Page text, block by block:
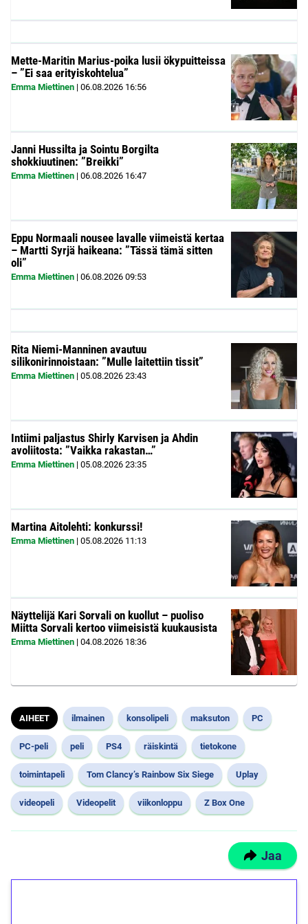
Mette-Maritin Marius-poika lusii ökypuitteissa
– ”Ei saa erityiskohtelua”
Emma Miettinen | 06.08.2026 16:56
Janni Hussilta ja Sointu Borgilta
shokkiuutinen: ”Breikki”
Emma Miettinen | 06.08.2026 16:47
Eppu Normaali nousee lavalle viimeistä kertaa
– Martti Syrjä haikeana: ”Tässä tämä sitten
oli”
Emma Miettinen | 06.08.2026 09:53
Rita Niemi-Manninen avautuu
silikonirinnoistaan: ”Mulle laitettiin tissit”
Emma Miettinen | 05.08.2026 23:43
Intiimi paljastus Shirly Karvisen ja Ahdin
avoliitosta: ”Vaikka rakastan…”
Emma Miettinen | 05.08.2026 23:35
Martina Aitolehti: konkurssi!
Emma Miettinen | 05.08.2026 11:13
Näyttelijä Kari Sorvali on kuollut – puoliso
Miitta Sorvali kertoo viimeisistä kuukausista
Emma Miettinen | 04.08.2026 18:36
AIHEET ilmainen konsolipeli maksuton PC
PC-peli peli PS4 räiskintä tietokone
toimintapeli Tom Clancy’s Rainbow Six Siege Uplay
videopeli Videopelit viikonloppu Z Box One
Jaa